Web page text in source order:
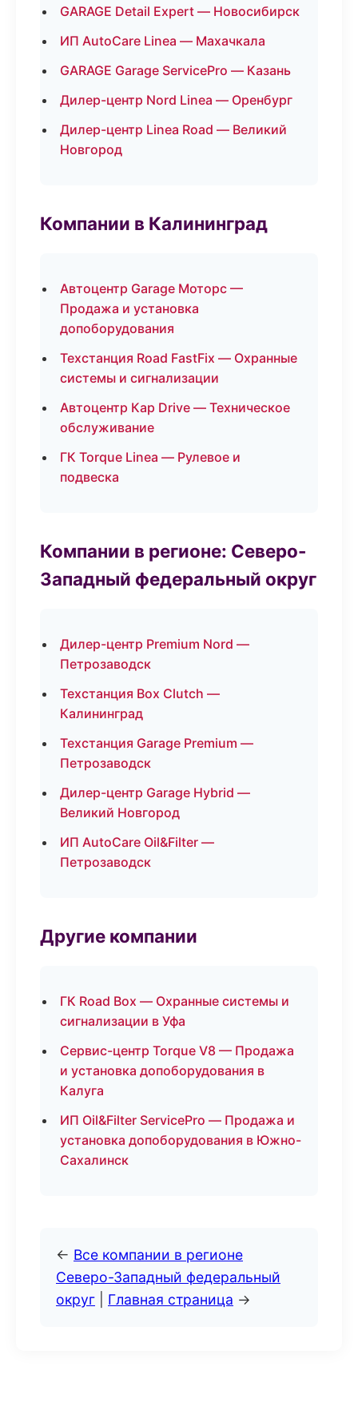
GARAGE Detail Expert — Новосибирск
ИП AutoCare Linea — Махачкала
GARAGE Garage ServicePro — Казань
Дилер-центр Nord Linea — Оренбург
Дилер-центр Linea Road — Великий
Новгород
Компании в Калининград
Автоцентр Garage Моторс —
Продажа и установка
допоборудования
Техстанция Road FastFix — Охранные
системы и сигнализации
Автоцентр Кар Drive — Техническое
обслуживание
ГК Torque Linea — Рулевое и
подвеска
Компании в регионе: Северо-
Западный федеральный округ
Дилер-центр Premium Nord —
Петрозаводск
Техстанция Box Clutch —
Калининград
Техстанция Garage Premium —
Петрозаводск
Дилер-центр Garage Hybrid —
Великий Новгород
ИП AutoCare Oil&Filter —
Петрозаводск
Другие компании
ГК Road Box — Охранные системы и
сигнализации в Уфа
Сервис-центр Torque V8 — Продажа
и установка допоборудования в
Калуга
ИП Oil&Filter ServicePro — Продажа и
установка допоборудования в Южно-
Сахалинск
← Все компании в регионе
Северо-Западный федеральный
округ
Главная страница →